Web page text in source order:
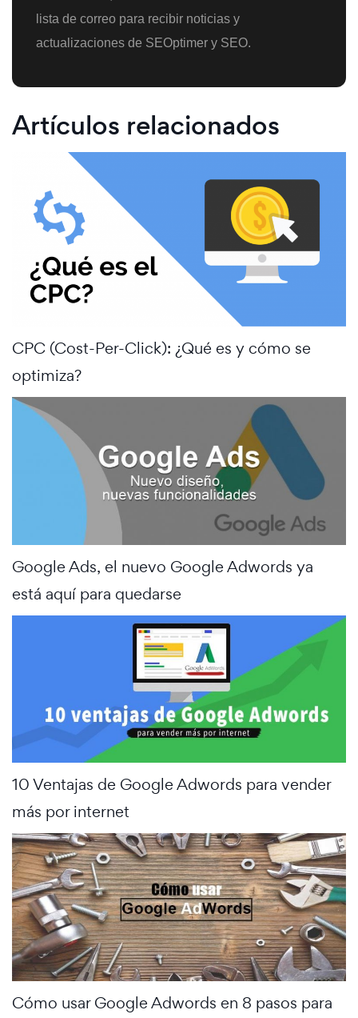
lista de correo para recibir noticias y
actualizaciones de SEOptimer y SEO.
Artículos relacionados
CPC (Cost-Per-Click): ¿Qué es y cómo se
optimiza?
Google Ads, el nuevo Google Adwords ya
está aquí para quedarse
10 Ventajas de Google Adwords para vender
más por internet
Cómo usar Google Adwords en 8 pasos para